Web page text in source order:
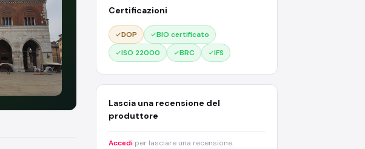
Certificazioni
DOP
BIO certificato
ISO 22000
BRC IFS
Lascia una recensione del
produttore
Accedi per lasciare una recensione.